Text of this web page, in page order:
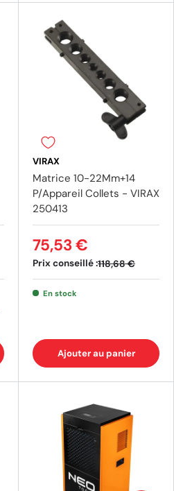
VIRAX
Matrice 10-22Mm+14
P/Appareil Collets - VIRAX
250413
Prix conseillé :118,68 €
75,53 €
En stock
Ajouter au panier